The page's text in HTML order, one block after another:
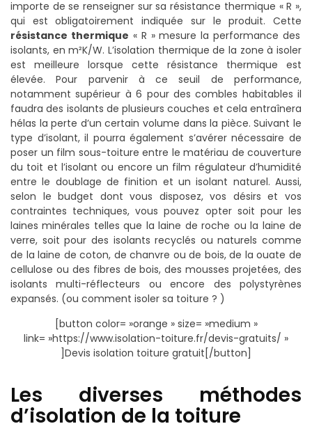
importe de se renseigner sur sa résistance thermique « R »,
qui est obligatoirement indiquée sur le produit. Cette
résistance thermique « R » mesure la performance des
isolants, en m²K/W. L’isolation thermique de la zone à isoler
est meilleure lorsque cette résistance thermique est
élevée. Pour parvenir à ce seuil de performance,
notamment supérieur à 6 pour des combles habitables il
faudra des isolants de plusieurs couches et cela entraînera
hélas la perte d’un certain volume dans la pièce. Suivant le
type d’isolant, il pourra également s’avérer nécessaire de
poser un film sous-toiture entre le matériau de couverture
du toit et l’isolant ou encore un film régulateur d’humidité
entre le doublage de finition et un isolant naturel. Aussi,
selon le budget dont vous disposez, vos désirs et vos
contraintes techniques, vous pouvez opter soit pour les
laines minérales telles que la laine de roche ou la laine de
verre, soit pour des isolants recyclés ou naturels comme
de la laine de coton, de chanvre ou de bois, de la ouate de
cellulose ou des fibres de bois, des mousses projetées, des
isolants multi-réflecteurs ou encore des polystyrènes
expansés. (ou comment isoler sa toiture ? )
[button color= »orange » size= »medium »
link= »https://www.isolation-toiture.fr/devis-gratuits/ »
]Devis isolation toiture gratuit[/button]
Les diverses méthodes
d’isolation de la toiture